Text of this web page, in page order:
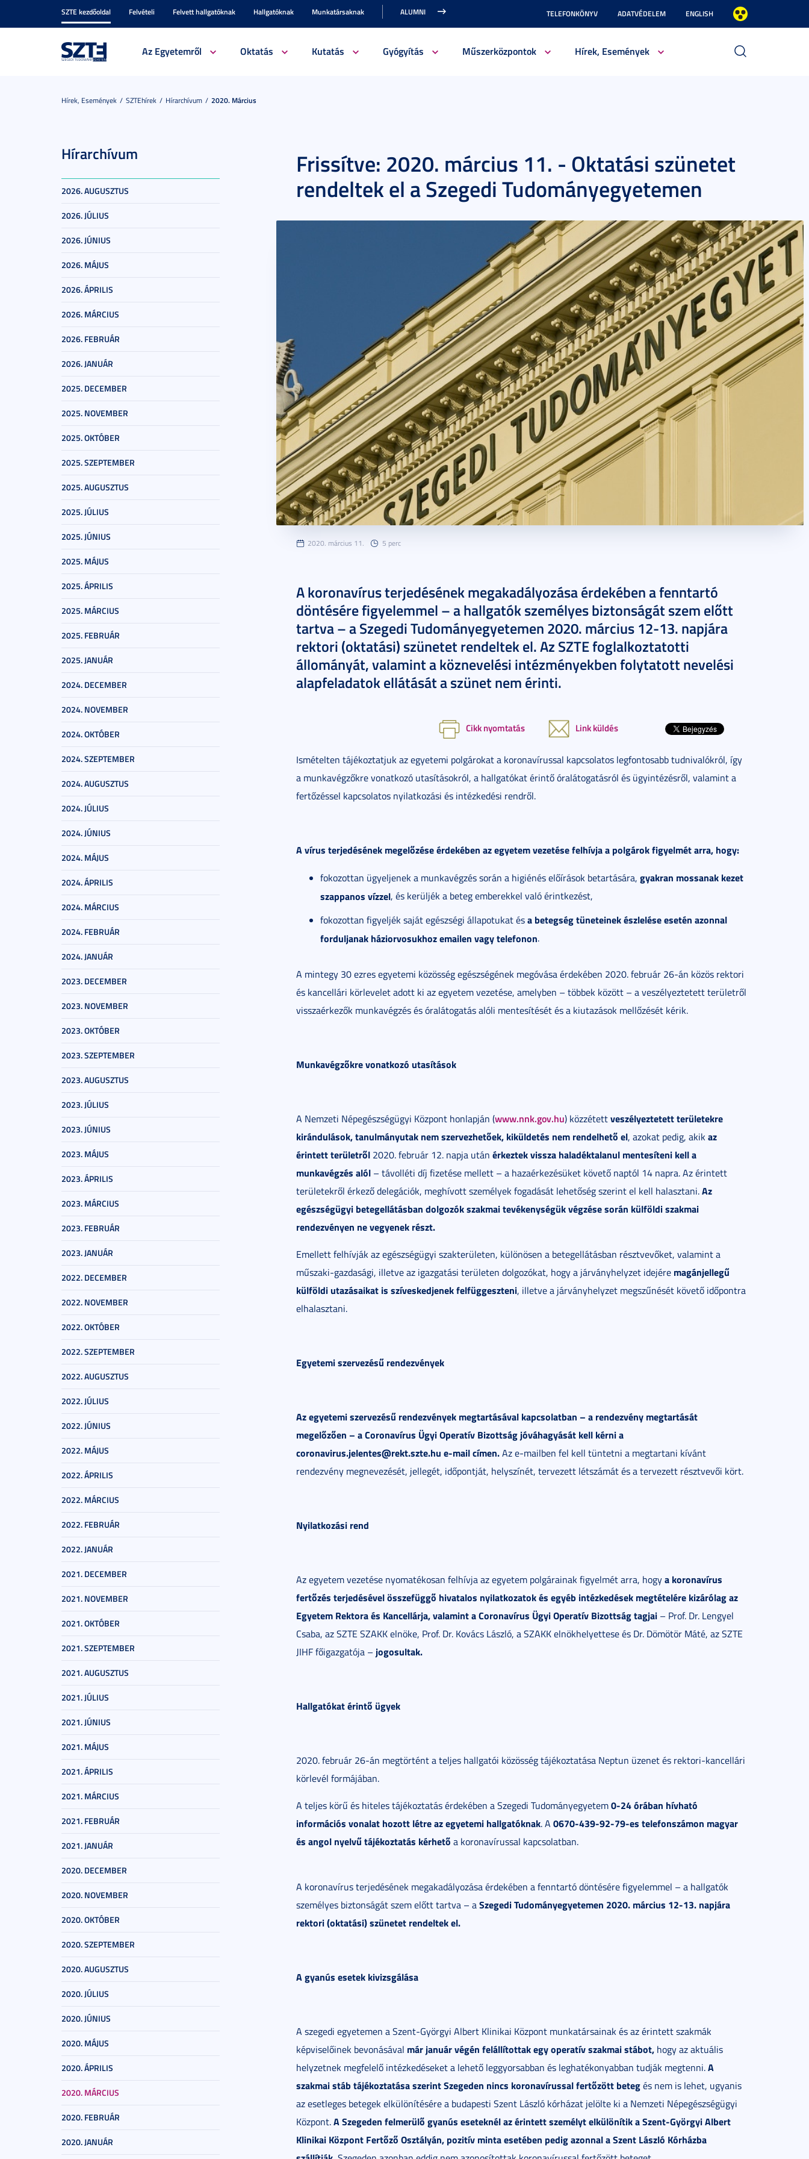
SZTE kezdőoldal Felvételi Felvett hallgatóknak Hallgatóknak Munkatársaknak ALUMNI TELEFONKÖNYV ADATVÉDELEM ENGLISH
Az Egyetemről Oktatás Kutatás Gyógyítás Műszerközpontok Hírek, Események
Hírek, Események SZTEhírek Hírarchívum 2020. Március
Hírarchívum
2026. AUGUSZTUS
2026. JÚLIUS
2026. JÚNIUS
2026. MÁJUS
2026. ÁPRILIS
2026. MÁRCIUS
2026. FEBRUÁR
2026. JANUÁR
2025. DECEMBER
2025. NOVEMBER
2025. OKTÓBER
2025. SZEPTEMBER
2025. AUGUSZTUS
2025. JÚLIUS
2025. JÚNIUS
2025. MÁJUS
2025. ÁPRILIS
2025. MÁRCIUS
2025. FEBRUÁR
2025. JANUÁR
2024. DECEMBER
2024. NOVEMBER
2024. OKTÓBER
2024. SZEPTEMBER
2024. AUGUSZTUS
2024. JÚLIUS
2024. JÚNIUS
2024. MÁJUS
2024. ÁPRILIS
2024. MÁRCIUS
2024. FEBRUÁR
2024. JANUÁR
2023. DECEMBER
2023. NOVEMBER
2023. OKTÓBER
2023. SZEPTEMBER
2023. AUGUSZTUS
2023. JÚLIUS
2023. JÚNIUS
2023. MÁJUS
2023. ÁPRILIS
2023. MÁRCIUS
2023. FEBRUÁR
2023. JANUÁR
2022. DECEMBER
2022. NOVEMBER
2022. OKTÓBER
2022. SZEPTEMBER
2022. AUGUSZTUS
2022. JÚLIUS
2022. JÚNIUS
2022. MÁJUS
2022. ÁPRILIS
2022. MÁRCIUS
2022. FEBRUÁR
2022. JANUÁR
2021. DECEMBER
2021. NOVEMBER
2021. OKTÓBER
2021. SZEPTEMBER
2021. AUGUSZTUS
2021. JÚLIUS
2021. JÚNIUS
2021. MÁJUS
2021. ÁPRILIS
2021. MÁRCIUS
2021. FEBRUÁR
2021. JANUÁR
2020. DECEMBER
2020. NOVEMBER
2020. OKTÓBER
2020. SZEPTEMBER
2020. AUGUSZTUS
2020. JÚLIUS
2020. JÚNIUS
2020. MÁJUS
2020. ÁPRILIS
2020. MÁRCIUS
2020. FEBRUÁR
2020. JANUÁR
Frissítve: 2020. március 11. - Oktatási szünetet
rendeltek el a Szegedi Tudományegyetemen
2020. március 11. 5 perc
A koronavírus terjedésének megakadályozása érdekében a fenntartó
döntésére figyelemmel – a hallgatók személyes biztonságát szem előtt
tartva – a Szegedi Tudományegyetemen 2020. március 12-13. napjára
rektori (oktatási) szünetet rendeltek el. Az SZTE foglalkoztatotti
állományát, valamint a köznevelési intézményekben folytatott nevelési
alapfeladatok ellátását a szünet nem érinti.
Cikk nyomtatás Link küldés
Ismételten tájékoztatjuk az egyetemi polgárokat a koronavírussal kapcsolatos legfontosabb tudnivalókról, így
a munkavégzőkre vonatkozó utasításokról, a hallgatókat érintő óralátogatásról és ügyintézésről, valamint a
fertőzéssel kapcsolatos nyilatkozási és intézkedési rendről.
A vírus terjedésének megelőzése érdekében az egyetem vezetése felhívja a polgárok figyelmét arra, hogy:
fokozottan ügyeljenek a munkavégzés során a higiénés előírások betartására, gyakran mossanak kezet
szappanos vízzel, és kerüljék a beteg emberekkel való érintkezést,
fokozottan figyeljék saját egészségi állapotukat ésa betegség tüneteinek észlelése esetén azonnal
forduljanak háziorvosukhoz emailen vagy telefonon.
A mintegy 30 ezres egyetemi közösség egészségének megóvása érdekében 2020. február 26-án közös rektori
és kancellári körlevelet adott ki az egyetem vezetése, amelyben – többek között – a veszélyeztetett területről
visszaérkezők munkavégzés és óralátogatás alóli mentesítését és a kiutazások mellőzését kérik.
Munkavégzőkre vonatkozó utasítások
A Nemzeti Népegészségügyi Központ honlapján (www.nnk.gov.hu) közzétettveszélyeztetett területekre
kirándulások, tanulmányutak nem szervezhetőek, kiküldetés nem rendelhető el, azokat pedig, akikaz
érintett területről 2020. február 12. napja után érkeztek vissza haladéktalanul mentesíteni kell a
munkavégzés alól – távolléti díj fizetése mellett – a hazaérkezésüket követő naptól 14 napra. Az érintett
területekről érkező delegációk, meghívott személyek fogadását lehetőség szerint el kell halasztani.Az
egészségügyi betegellátásban dolgozók szakmai tevékenységük végzése során külföldi szakmai
rendezvényen ne vegyenek részt.
Emellett felhívják az egészségügyi szakterületen, különösen a betegellátásban résztvevőket, valamint a
műszaki-gazdasági, illetve az igazgatási területen dolgozókat, hogy a járványhelyzet idejére magánjellegű
külföldi utazásaikat is szíveskedjenek felfüggeszteni, illetve a járványhelyzet megszűnését követő időpontra
elhalasztani.
Egyetemi szervezésű rendezvények
Az egyetemi szervezésű rendezvények megtartásával kapcsolatban – a rendezvény megtartását
megelőzően – a Coronavírus Ügyi Operatív Bizottság jóváhagyását kell kérni a
coronavirus.jelentes@rekt.szte.hu e-mail címen.Az e-mailben fel kell tüntetni a megtartani kívánt
rendezvény megnevezését, jellegét, időpontját, helyszínét, tervezett létszámát és a tervezett résztvevői kört.
Nyilatkozási rend
Az egyetem vezetése nyomatékosan felhívja az egyetem polgárainak figyelmét arra, hogya koronavírus
fertőzés terjedésével összefüggő hivatalos nyilatkozatok és egyéb intézkedések megtételére kizárólag az
Egyetem Rektora és Kancellárja, valamint a Coronavírus Ügyi Operatív Bizottság tagjai – Prof. Dr. Lengyel
Csaba, az SZTE SZAKK elnöke, Prof. Dr. Kovács László, a SZAKK elnökhelyettese és Dr. Dömötör Máté, az SZTE
JIHF főigazgatója – jogosultak.
Hallgatókat érintő ügyek
2020. február 26-án megtörtént a teljes hallgatói közösség tájékoztatása Neptun üzenet és rektori-kancellári
körlevél formájában.
A teljes körű és hiteles tájékoztatás érdekében a Szegedi Tudományegyetem0-24 órában hívható
információs vonalat hozott létre az egyetemi hallgatóknak. A 0670-439-92-79-es telefonszámon magyar
és angol nyelvű tájékoztatás kérhető a koronavírussal kapcsolatban.
A koronavírus terjedésének megakadályozása érdekében a fenntartó döntésére figyelemmel – a hallgatók
személyes biztonságát szem előtt tartva – aSzegedi Tudományegyetemen 2020. március 12-13. napjára
rektori (oktatási) szünetet rendeltek el.
A gyanús esetek kivizsgálása
A szegedi egyetemen a Szent-Györgyi Albert Klinikai Központ munkatársainak és az érintett szakmák
képviselőinek bevonásával már január végén felállítottak egy operatív szakmai stábot, hogy az aktuális
helyzetnek megfelelő intézkedéseket a lehető leggyorsabban és leghatékonyabban tudják megtenni.A
szakmai stáb tájékoztatása szerint Szegeden nincs koronavírussal fertőzött betegés nem is lehet, ugyanis
az esetleges betegek elkülönítésére a budapesti Szent László kórházat jelölte ki a Nemzeti Népegészségügyi
Központ.A Szegeden felmerülő gyanús eseteknél az érintett személyt elkülönítik a Szent-Györgyi Albert
Klinikai Központ Fertőző Osztályán, pozitív minta esetében pedig azonnal a Szent László Kórházba